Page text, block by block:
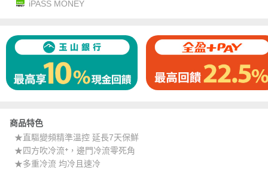
iPASS MONEY
商品特色
★直驅變頻精準溫控 延長7天保鮮
★四方吹冷流⁺，邊門冷流零死角
★多重冷流 均冷且速冷